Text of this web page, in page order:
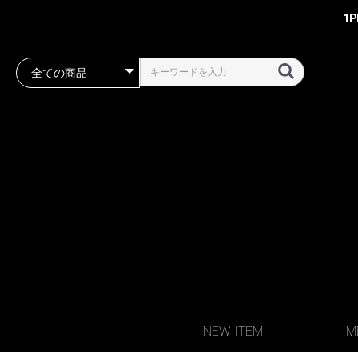
NEW ITEM